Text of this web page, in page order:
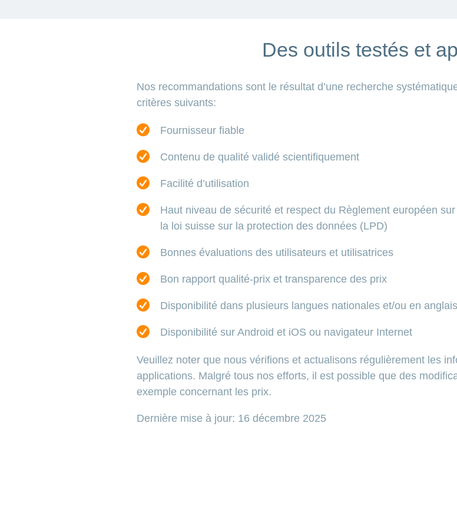
Des outils testés et
Nos recommandations sont le résultat d’une recherche
critères suivants:
Fournisseur fiable
Contenu de qualité validé scientifiquement
Facilité d’utilisation
Haut niveau de sécurité et respect du Règlement européen
la loi suisse sur la protection des données (LPD)
Bonnes évaluations des utilisateurs et utilisatrices
Bon rapport qualité-prix et transparence des prix
Disponibilité dans plusieurs langues nationales et/ou en anglais
Disponibilité sur Android et iOS ou navigateur Internet
Veuillez noter que nous vérifions et actualisons régulièrement les
applications. Malgré tous nos efforts, il est possible que des
exemple concernant les prix.
Dernière mise à jour: 16 décembre 2025